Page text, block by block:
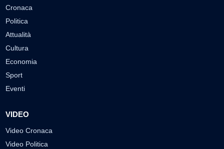
Cronaca
Politica
Attualità
Cultura
Economia
Sport
Eventi
VIDEO
Video Cronaca
Video Politica